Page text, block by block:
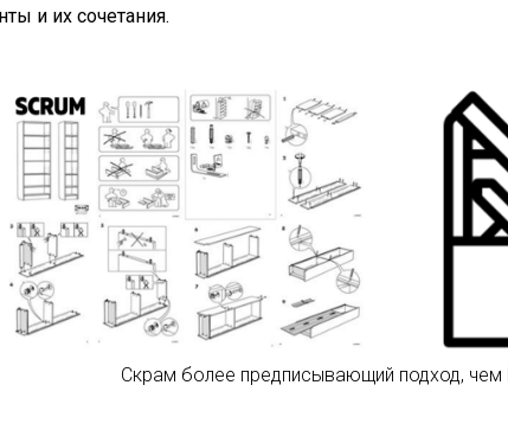
и их сочетания.
Скрам более предписывающий подход, чем